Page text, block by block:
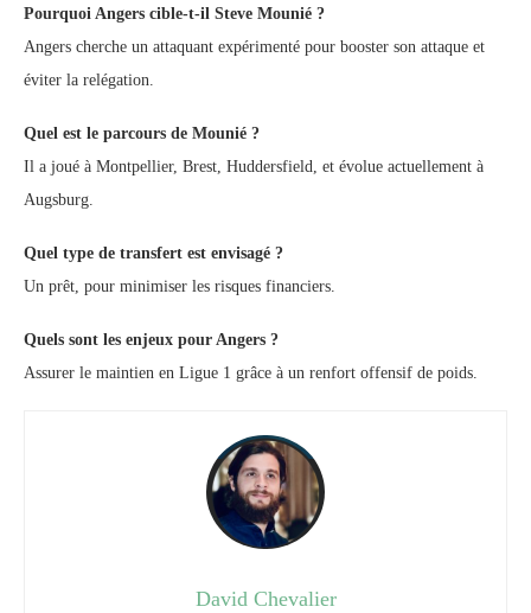
Pourquoi Angers cible-t-il Steve Mounié ?
Angers cherche un attaquant expérimenté pour booster son attaque et
éviter la relégation.
Quel est le parcours de Mounié ?
Il a joué à Montpellier, Brest, Huddersfield, et évolue actuellement à
Augsburg.
Quel type de transfert est envisagé ?
Un prêt, pour minimiser les risques financiers.
Quels sont les enjeux pour Angers ?
Assurer le maintien en Ligue 1 grâce à un renfort offensif de poids.
David Chevalier